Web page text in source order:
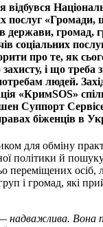
відбувся
послуг «Громади,
держави, громад,
соціальних
про те, як
захисту, і що
людей.
«КримSOS»
Суппорт
біженців в
для обміну
політики й
переміщених осіб,
і громад, які
надважлива. Вона